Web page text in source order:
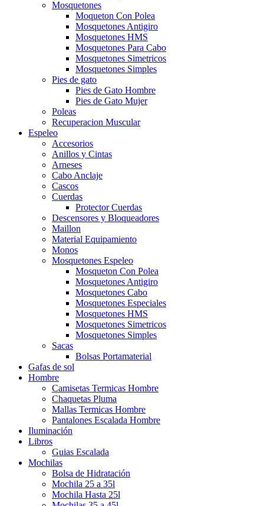
Mosquetones
Moqueton Con Polea
Mosquetones Antigiro
Mosquetones HMS
Mosquetones Para Cabo
Mosquetones Simetricos
Mosquetones Simples
Pies de gato
Pies de Gato Hombre
Pies de Gato Mujer
Poleas
Recuperacion Muscular
Espeleo
Accesorios
Anillos y Cintas
Arneses
Cabo Anclaje
Cascos
Cuerdas
Protector Cuerdas
Descensores y Bloqueadores
Maillon
Material Equipamiento
Monos
Mosquetones Espeleo
Mosqueton Con Polea
Mosquetones Antigiro
Mosquetones Cabo
Mosquetones Especiales
Mosquetones HMS
Mosquetones Simetricos
Mosquetones Simples
Sacas
Bolsas Portamaterial
Gafas de sol
Hombre
Camisetas Termicas Hombre
Chaquetas Pluma
Mallas Termicas Hombre
Pantalones Escalada Hombre
Iluminación
Libros
Guias Escalada
Mochilas
Bolsa de Hidratación
Mochila 25 a 35l
Mochila Hasta 25l